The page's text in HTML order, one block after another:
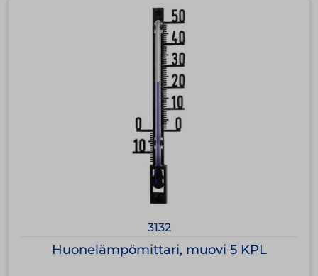
3132
Huonelämpömittari, muovi 5 KPL